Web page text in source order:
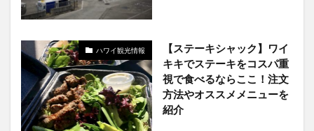
ハワイ観光情報
【ステーキシャック】ワイ
キキでステーキをコスパ重
視で食べるならここ！注文
方法やオススメメニューを
紹介